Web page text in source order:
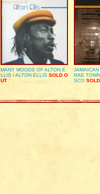
MANY MOODS OF ALTON E
LLIS / ALTON ELLIS SOLD O
UT
RAE
SCO